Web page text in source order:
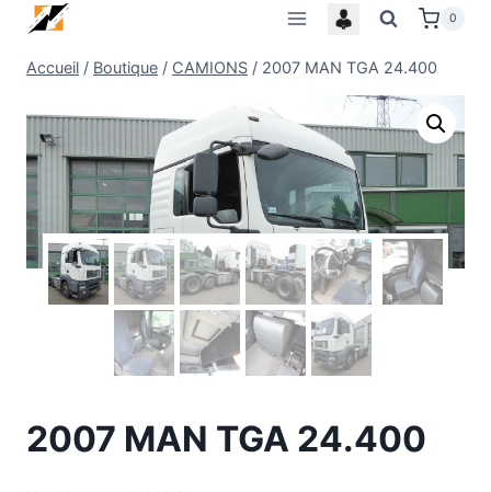
Skip
content
0
Accueil / Boutique / CAMIONS / 2007 MAN TGA 24.400
2007 MAN TGA 24.400